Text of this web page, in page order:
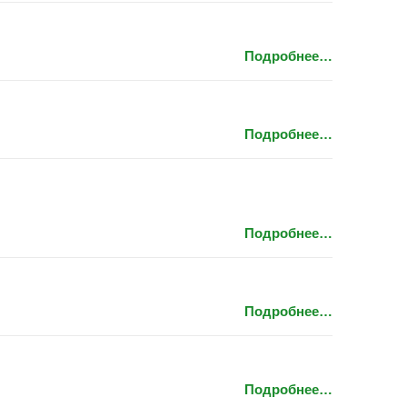
Подробнее…
Подробнее…
Подробнее…
Подробнее…
Подробнее…